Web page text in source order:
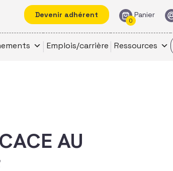
Devenir adhérent Panier
0
Emplois/carrière Ressources
AU